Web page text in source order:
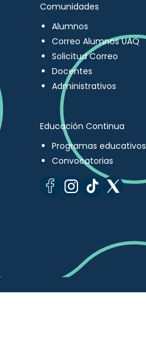
Comunidades
Alumnos
Correo Alumnos UAQ
Solicitud Correo
Docentes
Administrativos
Educación Continua
Programas educativos
Convocatorias